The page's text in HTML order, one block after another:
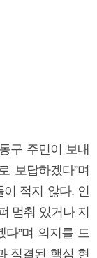
구 주민이 보내
보답하겠다”며
적지 않다. 인
멈춰 있거나 지
”며 의지를 드
직결된 핵심 현